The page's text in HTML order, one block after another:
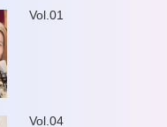
Vol.01
Vol.04